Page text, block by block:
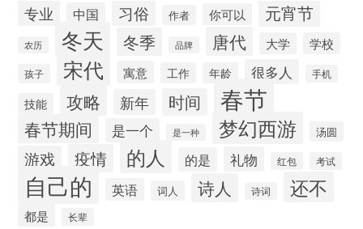
专业 中国 习俗 作者 你可以 元宵节
农历 冬天 冬季 品牌 唐代 大学 学校
孩子 宋代 寓意 工作 年龄 很多人 手机
技能 攻略 新年 时间 春节
春节期间 是一个 是一种 梦幻西游 汤圆
游戏 疫情 的人 的是 礼物 红包 考试
自己的 英语 词人 诗人 诗词 还不
都是 长辈